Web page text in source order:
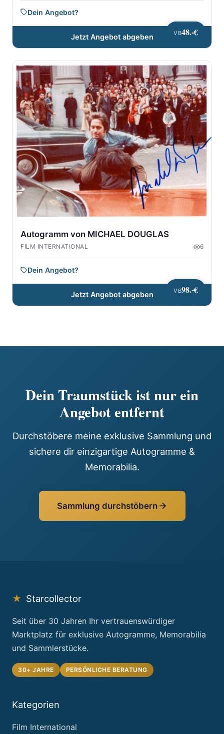
VB48.-€
Dein Angebot?
Jetzt Angebot abgeben
VB98.-€
Autogramm von MICHAEL DOUGLAS
FILM INTERNATIONAL 6
Dein Angebot?
Jetzt Angebot abgeben
Dein Traumstück ist nur ein
Angebot entfernt
Durchstöbere meine exklusive Sammlung und
sichere dir einzigartige Autogramme &
Memorabilia.
Sammlung durchstöbern
★ Starcollector
Seit über 30 Jahren Ihr vertrauenswürdiger
Marktplatz für exklusive Autogramme, Memorabilia
und Sammlerstücke.
30+ JAHRE PERSÖNLICHE BERATUNG
Kategorien
Film International